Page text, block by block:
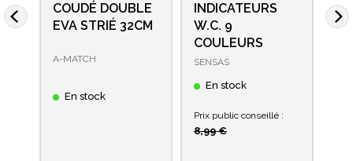
COUDÉ DOUBLE
EVA STRIÉ 32CM
A-MATCH
En stock
INDICATEURS
W.C. 9
COULEURS
SENSAS
En stock
Prix public conseillé :
8,99 €
36